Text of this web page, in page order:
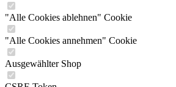
"Alle Cookies ablehnen" Cookie
"Alle Cookies annehmen" Cookie
Ausgewählter Shop